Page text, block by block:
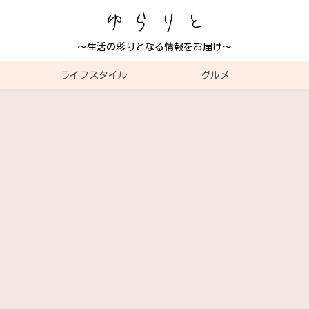
～生活の彩りとなる情報をお届け～
ライフスタイル グルメ